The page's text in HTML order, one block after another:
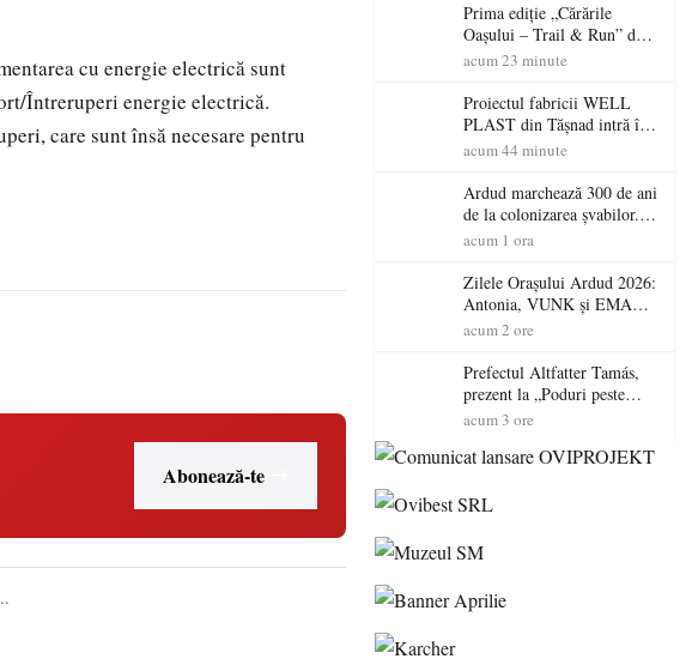
cu energie electrică sunt
Întreruperi energie electrică.
care sunt însă necesare pentru
Abonează-te
Prima ediție „Cărările
Oașului – Trail & Run” dă
startul înscrierilor. Două zile
comunității în Țara Oașului
acum 23 minute
Proiectul fabricii WELL
PLAST din Tășnad intră în
etapa de încadrare pentru
acum 44 minute
Ardud marchează 300 de ani
de la colonizarea șvabilor.
Jubileul va fi sărbătorit pe 8
acum 1 ora
Zilele Orașului Ardud 2026:
Antonia, VUNK și EMAA
urcă pe scena Cetății Ardud.
acum 2 ore
Prefectul Altfatter Tamás,
prezent la „Poduri peste
granițe – Zilele Diasporei
acum 3 ore